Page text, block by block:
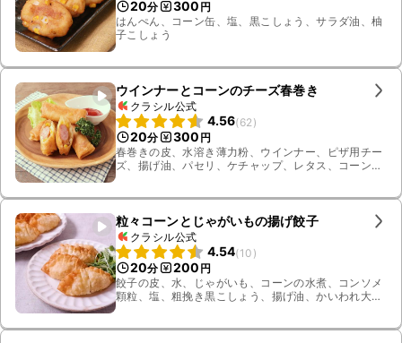
20分 300 円
はんぺん、コーン缶、塩、黒こしょう、サラダ油、柚
子こしょう
ウインナーとコーンのチーズ春巻き
クラシル公式
4.56(62 )
20分 300 円
春巻きの皮、水溶き薄力粉、ウインナー、ピザ用チー
ズ、揚げ油、パセリ、ケチャップ、レタス、コーンの
粒々コーンとじゃがいもの揚げ餃子
クラシル公式
4.54(10 )
20分 200 円
餃子の皮、水、じゃがいも、コーンの水煮、コンソメ
顆粒、塩、粗挽き黒こしょう、揚げ油、かいわれ大